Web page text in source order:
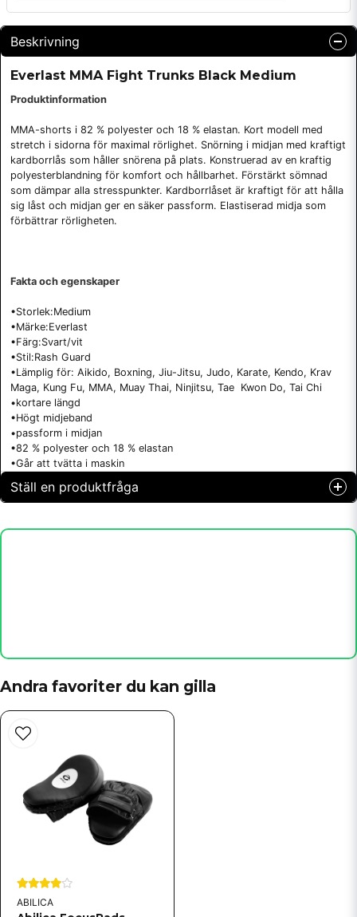
Beskrivning
Everlast MMA Fight Trunks Black Medium
Produktinformation
MMA-shorts i 82 % polyester och 18 % elastan. Kort modell med
stretch i sidorna för maximal rörlighet. Snörning i midjan med kraftigt
kardborrlås som håller snörena på plats. Konstruerad av en kraftig
polyesterblandning för komfort och hållbarhet. Förstärkt sömnad
som dämpar alla stresspunkter. Kardborrlåset är kraftigt för att hålla
sig låst och midjan ger en säker passform. Elastiserad midja som
förbättrar rörligheten.
Fakta och egenskaper
•Storlek:Medium
•Märke:Everlast
•Färg:Svart/vit
•Stil:Rash Guard
•Lämplig för: Aikido, Boxning, Jiu-Jitsu, Judo, Karate, Kendo, Krav
Maga, Kung Fu, MMA, Muay Thai, Ninjitsu, Tae Kwon Do, Tai Chi
•kortare längd
•Högt midjeband
•passform i midjan
•82 % polyester och 18 % elastan
•Går att tvätta i maskin
Ställ en produktfråga
Fråga oss något om denna produkten...
Mejladress
Andra favoriter du kan gilla
ABILICA